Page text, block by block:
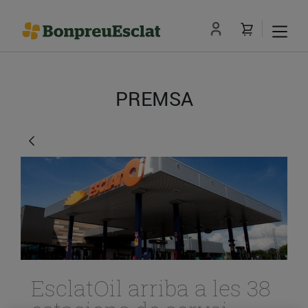
PREMSA
EsclatOil arriba a les 38